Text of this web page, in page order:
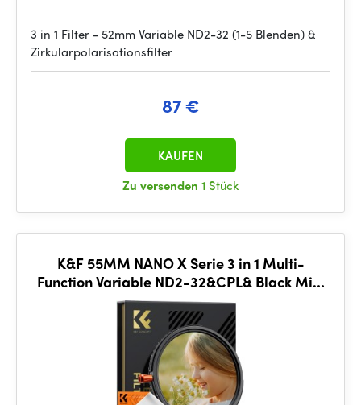
3 in 1 Filter - 52mm Variable ND2-32 (1-5 Blenden) &
Zirkularpolarisationsfilter
87 €
Zu versenden 1 Stück
KAUFEN
K&F 55MM NANO X Serie 3 in 1 Multi-
Function Variable ND2-32&CPL& Black Mist
1/4